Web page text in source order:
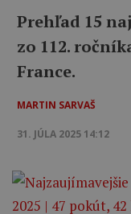
Prehľad 15
zo 112.
France.
MARTIN SARVAŠ
31. JÚLA 2025 14:12